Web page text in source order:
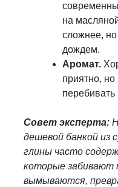
на
сложнее,
дождем.
Аромат.
приятно,
Совет эксперта:
дешевой банкой из
глины часто
которые забивают
вымываются,